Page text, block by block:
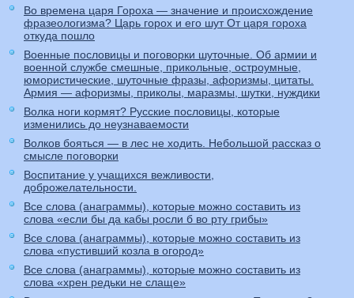
Во времена царя Гороха — значение и происхождение
фразеологизма? Царь горох и его шут От царя гороха
откуда пошло
Военные пословицы и поговорки шуточные. Об армии и
военной службе смешные, прикольные, остроумные,
юмористические, шуточные фразы, афоризмы, цитаты.
Армия — афоризмы, приколы, маразмы, шутки, нуждики
Волка ноги кормят? Русские пословицы, которые
изменились до неузнаваемости
Волков бояться — в лес не ходить. Небольшой рассказ о
смысле поговорки
Воспитание у учащихся вежливости,
доброжелательности.
Все слова (анаграммы), которые можно составить из
слова «если бы да кабы росли б во рту грибы»
Все слова (анаграммы), которые можно составить из
слова «пустивший козла в огород»
Все слова (анаграммы), которые можно составить из
слова «хрен редьки не слаще»